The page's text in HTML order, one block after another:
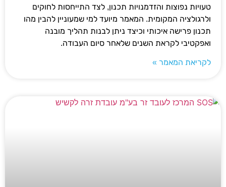
טעויות נפוצות והזדמנויות תכנון, לצד התייחסות לחוקים
ולרגולציה המקומית. המאמר מיועד למי שמעוניין להבין מהו
תכנון פרישה איכותי וכיצד ניתן לבנות תהליך מובנה
ואפקטיבי לקראת השנים שלאחר סיום העבודה.
לקריאת המאמר »